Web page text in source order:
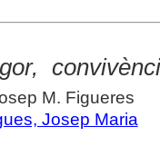
M. Figueres
Josep Maria